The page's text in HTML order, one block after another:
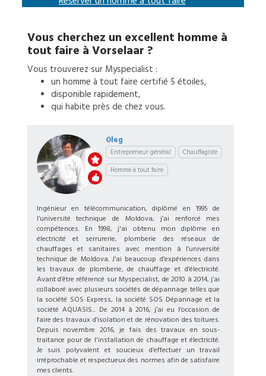
Vous cherchez un excellent homme à
tout faire à Vorselaar ?
Vous trouverez sur Myspecialist :
un homme à tout faire certifié 5 étoiles,
disponible rapidement,
qui habite près de chez vous.
Oleg
Entrepreneur général
Chauffagiste
Homme à tout faire
Ingénieur en télécommunication, diplômé en 1995 de
l’université technique de Moldova; j’ai renforcé mes
compétences. En 1998, j'ai obtenu mon diplôme en
électricité et serrurerie, plomberie des réseaux de
chauffages et sanitaires avec mention à l’université
technique de Moldova. J’ai beaucoup d’expériences dans
les travaux de plomberie, de chauffage et d’électricité.
Avant d’être référencé sur Myspecialist, de 2010 à 2014, j’ai
collaboré avec plusieurs sociétés de dépannage telles que
la société SOS Express, la société SOS Dépannage et la
société AQUASIS... De 2014 à 2016, j’ai eu l’occasion de
faire des travaux d’isolation et de rénovation des toitures.
Depuis novembre 2016, je fais des travaux en sous-
traitance pour de l'installation de chauffage et électricité.
Je suis polyvalent et soucieux d’effectuer un travail
irréprochable et respectueux des normes afin de satisfaire
mes clients.